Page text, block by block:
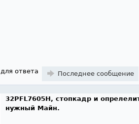
для ответа Последнее сообщение
32PFL7605H, стопкадр и
нужный Майн.